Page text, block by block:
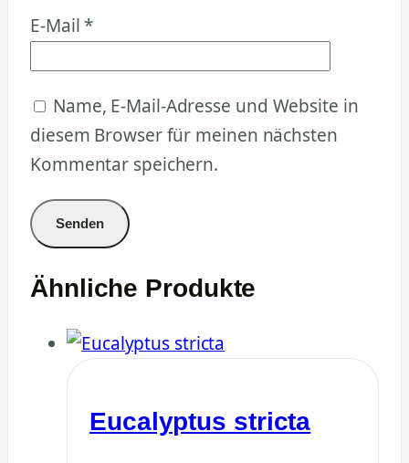
E-Mail *
Name, E-Mail-Adresse und Website in
diesem Browser für meinen nächsten
Kommentar speichern.
Ähnliche Produkte
Eucalyptus stricta